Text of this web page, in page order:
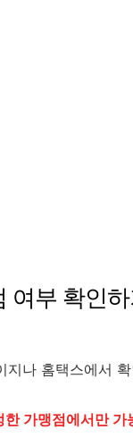
여부 확인하
지나 홈택스에서
가맹점에서만 가